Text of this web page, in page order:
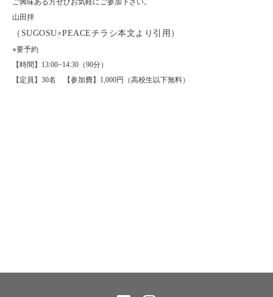
山田拝
（SUGOSU×PEACEチラシ本文より引用）
⭐︎要予約
【時間】13:00~14:30（90分）
【定員】30名 【参加費】1,000円（高校生以下無料）